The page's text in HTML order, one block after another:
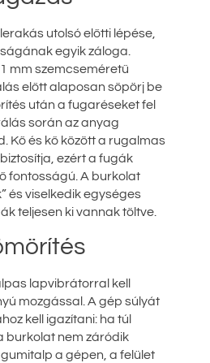
utolsó előtti lépése,
egyik záloga.
mm szemcseméretű
előtt alaposan söpörj be
után a fugaréseket fel
során az anyag
Kő és kő között a rugalmas
ezért a fugák
fontosságú. A burkolat
és viselkedik egységes
teljesen ki vannak töltve.
lapvibrátorral kell
mozgással. A gép súlyát
kell igazítani: ha túl
burkolat nem záródik
a gépen, a felület